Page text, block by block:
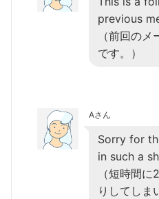
previous
（前回の
です。）
Aさん
Sorry for
in such a
（短時間
りしてしま